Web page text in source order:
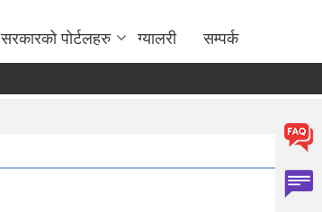
पोर्टलहरु ग्यालरी सम्पर्क